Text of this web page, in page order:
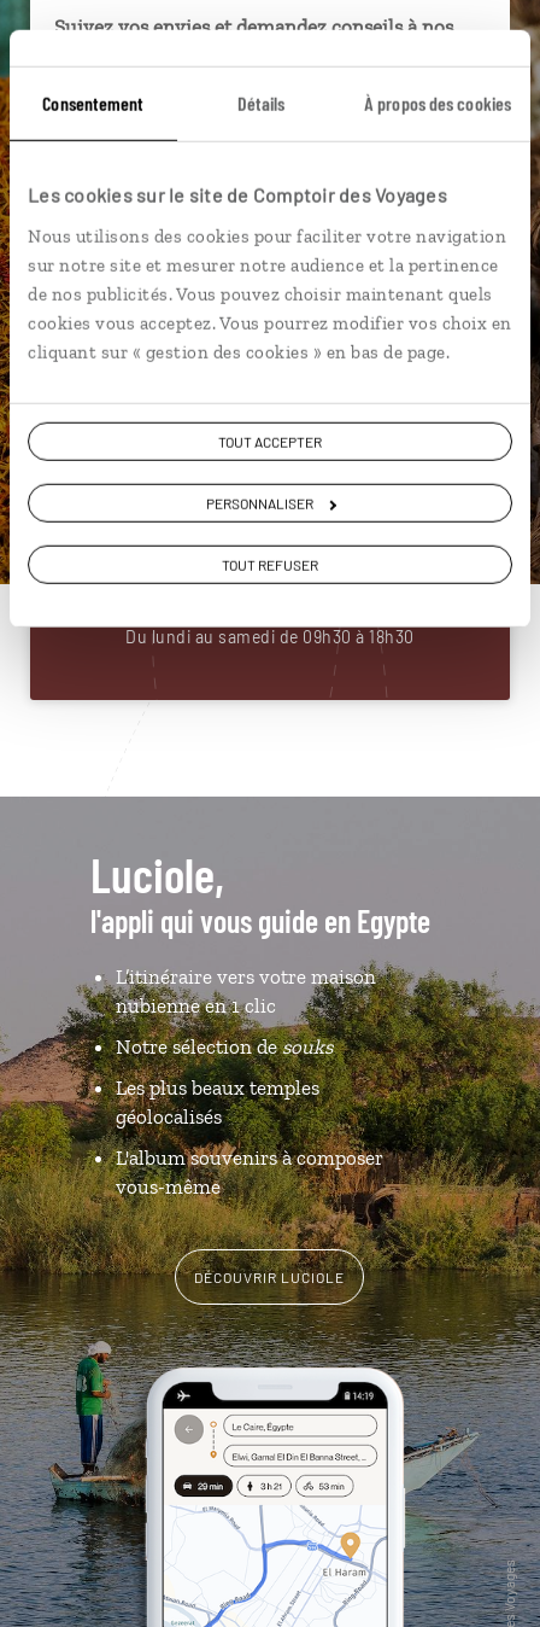
Consentement Détails À propos des cookies
Les cookies sur le site de Comptoir des Voyages
Nous utilisons des cookies pour faciliter votre navigation
sur notre site et mesurer notre audience et la pertinence
de nos publicités. Vous pouvez choisir maintenant quels
cookies vous acceptez. Vous pourrez modifier vos choix en
cliquant sur « gestion des cookies » en bas de page.
TOUT ACCEPTER
PERSONNALISER
TOUT REFUSER
Suivez vos envies et demandez conseils à nos
Ils sauront organiser votre itinéraire au plus
près de vos envies et de la réalité du pays.
connectés en agence, mais aussi par email ou
téléphone.
Vous gardez le même interlocuteur avant,
pendant et après votre voyage.
DEMANDER UN DEVIS
ou
Construisez votre voyage avec un spécialiste Egypte
01 86 95 65 17
Du lundi au samedi de 09h30 à 18h30
Luciole,
l'appli qui vous guide en Egypte
L’itinéraire vers votre maison
nubienne en 1 clic
Notre sélection desouks
Les plus beaux temples
géolocalisés
L'album souvenirs à composer
vous-même
DÉCOUVRIR LUCIOLE